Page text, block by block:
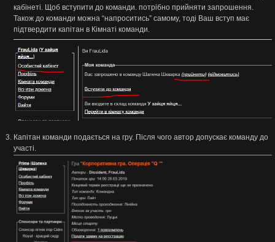
кабінеті. Щоб вступити до команди. потрібно прийняти запрошення.
Також до команди можна “напроситись” самому, тоді Ваш вступ має
підтвердити капітан в Кімнаті команди.
Капітан команди подається на гру. Після чого автор допускає команду до
участі.